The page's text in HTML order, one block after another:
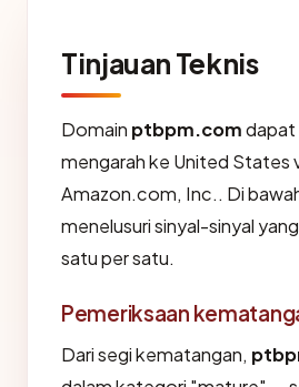
Tinjauan Teknis
Domain ptbpm.comdapat
mengarah ke United States
Amazon.com, Inc.. Di
menelusuri sinyal-sinyal
satu per satu.
Pemeriksaan
Dari segi kematangan,